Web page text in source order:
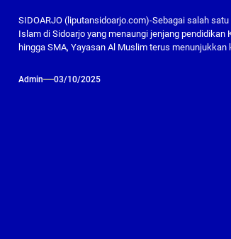
SIDOARJO (liputansidoarjo.com)-Sebagai salah
Islam di Sidoarjo yang menaungi jenjang pendidikan
hingga SMA, Yayasan Al Muslim terus menunjukkan
Admin 03/10/2025